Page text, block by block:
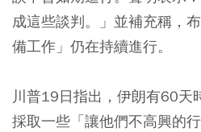
成這些談判。」並補充稱，
備工作」仍在持續進行。
川普19日指出，伊朗有60天
採取一些「讓他們不高興的